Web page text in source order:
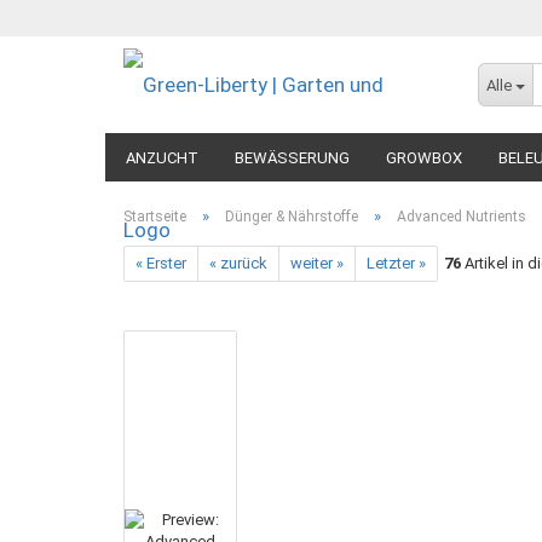
Alle
ANZUCHT BEWÄSSERUNG GROWBOX
MESSGERÄTE DIVERSES
Startseite » Dünger & Nährstoffe » Advanced Nutrients
« Erster « zurück weiter » Letzter » 76 Artikel in